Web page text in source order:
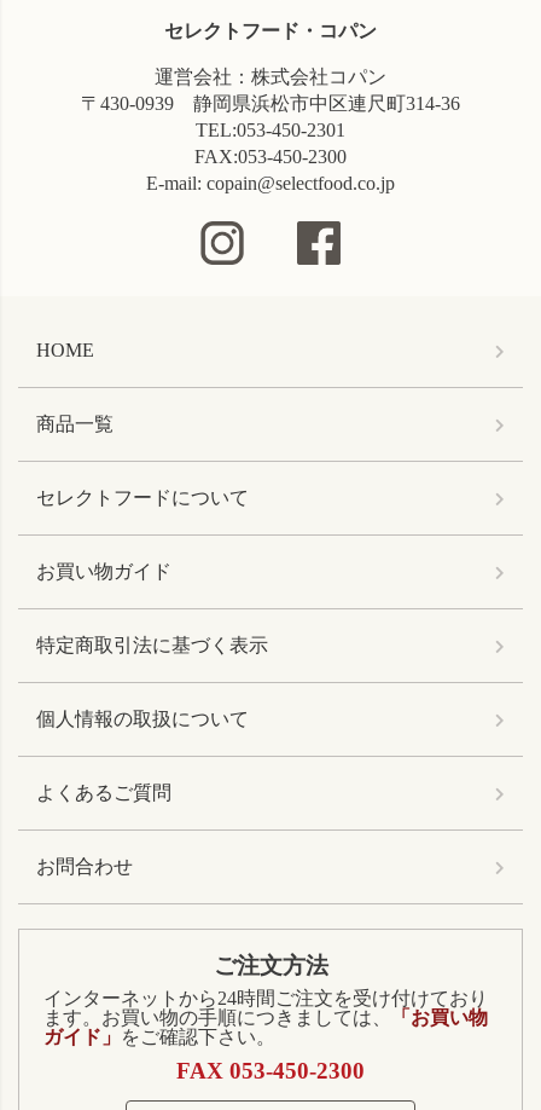
セレクトフード・コパン
運営会社：株式会社コパン
〒430-0939 静岡県浜松市中区連尺町314-36
TEL:053-450-2301
FAX:053-450-2300
E-mail: copain@selectfood.co.jp
HOME
商品一覧
セレクトフードについて
お買い物ガイド
特定商取引法に基づく表示
個人情報の取扱について
よくあるご質問
お問合わせ
ご注文方法
インターネットから24時間ご注文を受け付けており
ます。お買い物の手順につきましては、
「お買い物
ガイド」 をご確認下さい。
FAX 053-450-2300